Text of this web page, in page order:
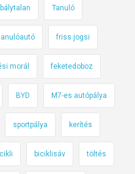
Tanuló
friss jogsi
morál feketedoboz
BYD M7-es autópálya
sportpálya kerítés
biciklisáv töltés